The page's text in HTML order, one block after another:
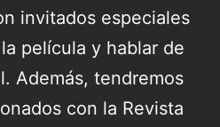
invitados especiales
película y hablar de
Además, tendremos
con la Revista